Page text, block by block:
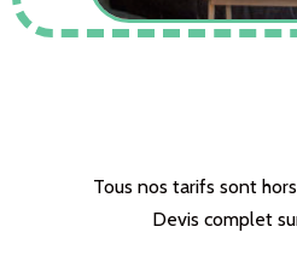
Tous nos tarifs sont
Devis complet